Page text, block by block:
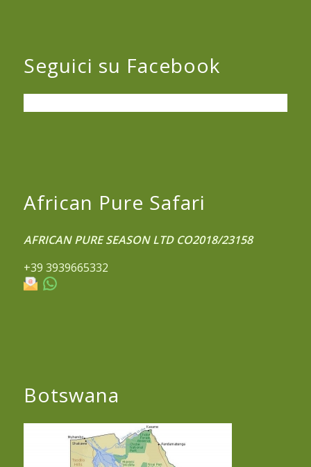
Seguici su Facebook
African Pure Safari
AFRICAN PURE SEASON LTD CO2018/23158
+39 3939665332
Botswana